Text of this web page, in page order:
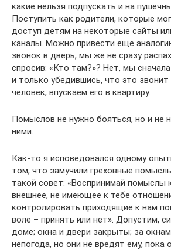
какие нельзя подпускать и на
Поступить как родители, которые
доступ детям на некоторые сайты
каналы. Можно привести еще
звонок в дверь, мы же не сразу
спросив: «Кто там?»? Нет, мы
и только убедившись, что это
человек, впускаем его в квартиру.
Помыслов не нужно бояться, но и не
ними.
Как-то я исповедовался одному
том, что замучили греховные
такой совет: «Воспринимай помыслы
внешнее, не имеющее к тебе
контролировать приходящие к нам
воле – принять или нет». Допустим,
доме; окна и двери закрыты; за
непогода, но они не вредят ему, пока